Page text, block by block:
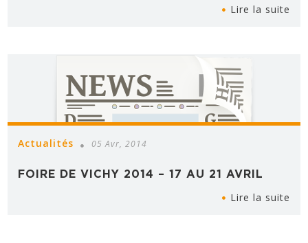
Lire la suite
Actualités 05 Avr, 2014
FOIRE DE VICHY 2014 – 17 AU 21 AVRIL
Lire la suite